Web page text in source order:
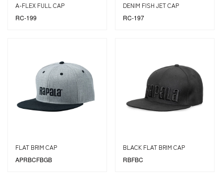
A-FLEX FULL CAP
RC-199
DENIM FISH JET CAP
RC-197
FLAT BRIM CAP
APRBCFBGB
BLACK FLAT BRIM CAP
RBFBC